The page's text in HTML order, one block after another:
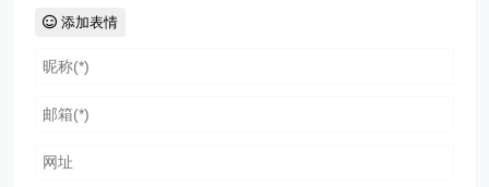
添加表情